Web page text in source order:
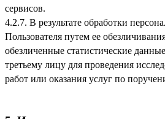
сервисов.
4.2.7. В результате обработки
Пользователя путем ее
обезличенные статистические
третьему лицу для проведения
работ или оказания услуг по